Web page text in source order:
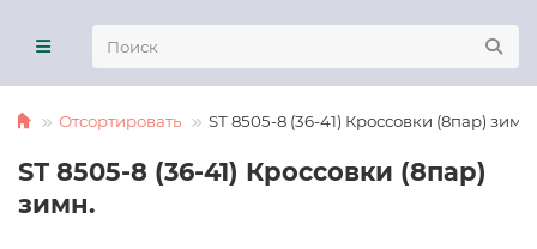
Отсортировать SТ 8505-8 (36-41) Кроссовки (8пар) зимн.
SТ 8505-8 (36-41) Кроссовки (8пар)
зимн.